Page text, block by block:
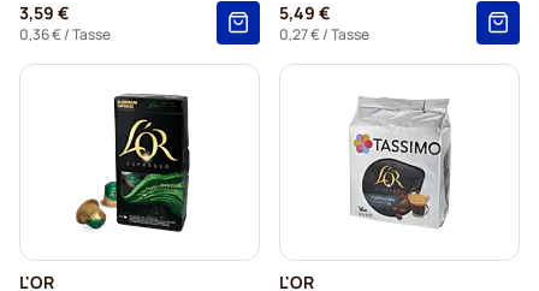
3,59 €
0,36 €/ Tasse
5,49 €
0,27 €/ Tasse
L'OR L'OR